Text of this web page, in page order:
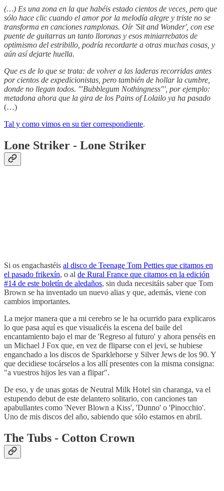
(…) Es una zona en la que habéis estado cientos de veces, pero que
sólo hace clic cuando el amor por la melodía alegre y triste no se
transforma en canciones ramplonas. Oír 'Sit and Wonder', con ese
puente de guitarras un tanto lloronas y esos miniarrebatos de
optimismo del estribillo, podría recordarte a otras muchas cosas, y
aún así dejarte huella.
Que es de lo que se trata: de volver a las laderas recorridas antes
por cientos de expedicionistas, pero también de hollar la cumbre,
donde no llegan todos. '"Bubblegum Nothingness"', por ejemplo:
metadona ahora que la gira de los Pains of Lolailo ya ha pasado
(…)
Tal y como vimos en su tier correspondiente.
Lone Striker - Lone Striker
Si os engachastéis al disco de Teenage Tom Petties que citamos en
el pasado frikexín, o al de Rural France que citamos en la edición
#14 de este boletín de aledaños, sin duda necesitáis saber que Tom
Brown se ha inventado un nuevo alias y que, además, viene con
cambios importantes.
La mejor manera que a mi cerebro se le ha ocurrido para explicaros
lo que pasa aquí es que visualicéis la escena del baile del
encantamiento bajo el mar de 'Regreso al futuro' y ahora penséis en
un Michael J Fox que, en vez de fliparse con el jevi, se hubiese
enganchado a los discos de Sparklehorse y Silver Jews de los 90. Y
que decidiese tocárselos a los allí presentes con la misma consigna:
"a vuestros hijos les van a flipar".
De eso, y de unas gotas de Neutral Milk Hotel sin charanga, va el
estupendo debut de este delantero solitario, con canciones tan
apabullantes como 'Never Blown a Kiss', 'Dunno' o 'Pinocchio'.
Uno de mis discos del año, sabiendo que sólo estamos en abril.
The Tubs - Cotton Crown